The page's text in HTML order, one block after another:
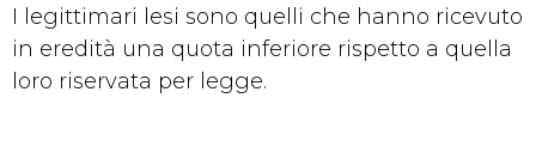
I legittimari lesi sono quelli che hanno ricevuto
in eredità una quota inferiore rispetto a quella
loro riservata per legge.